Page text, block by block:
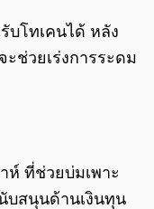
บโทเคนได้ หลัง
ช่วยเร่งการระดม
ห์ ที่ช่วยบ่มเพาะ
บสนุนด้านเงินทุน